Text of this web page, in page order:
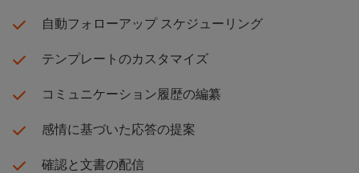
自動フォローアップ スケジューリング
テンプレートのカスタマイズ
コミュニケーション履歴の編纂
感情に基づいた応答の提案
確認と文書の配信